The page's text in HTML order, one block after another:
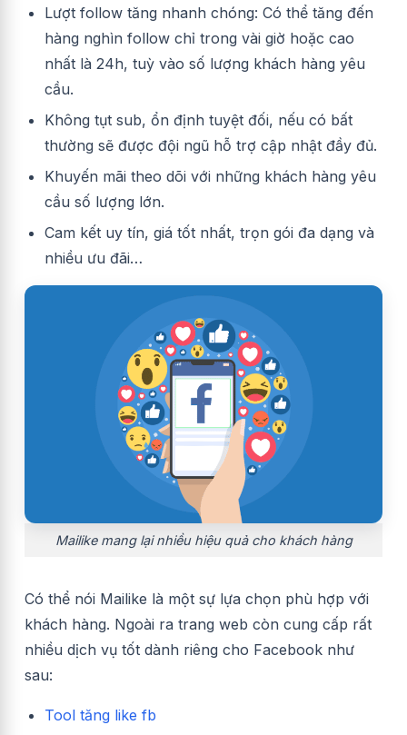
Lượt follow tăng nhanh chóng: Có thể tăng đến
hàng nghìn follow chỉ trong vài giờ hoặc cao
nhất là 24h, tuỳ vào số lượng khách hàng yêu
cầu.
Không tụt sub, ổn định tuyệt đối, nếu có bất
thường sẽ được đội ngũ hỗ trợ cập nhật đầy đủ.
Khuyến mãi theo dõi với những khách hàng yêu
cầu số lượng lớn.
Cam kết uy tín, giá tốt nhất, trọn gói đa dạng và
nhiều ưu đãi…
Mailike mang lại nhiều hiệu quả cho khách hàng
Có thể nói Mailike là một sự lựa chọn phù hợp với
khách hàng. Ngoài ra trang web còn cung cấp rất
nhiều dịch vụ tốt dành riêng cho Facebook như
sau:
Tool tăng like fb